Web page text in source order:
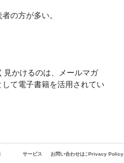
の方が多い。
見かけるのは、メールマガ
て電子書籍を活用されてい
サイトへの集客ということ
サービス お問い合わせはこちらPrivacy Policy